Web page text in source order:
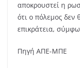
αποκρουστεί η
ότι ο πόλεμος δεν
επικράτεια,
Πηγή ΑΠΕ-ΜΠΕ